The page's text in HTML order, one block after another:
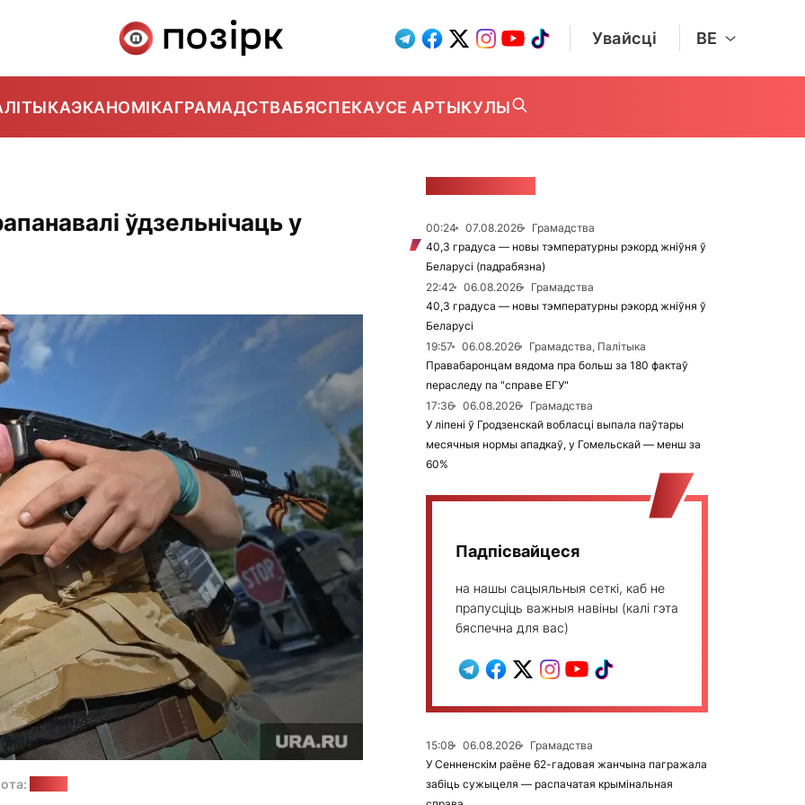
Увайсці BE
ЭКАНОМІКАГРАМАДСТВАБЯСПЕКАУСЕ АРТЫКУЛЫ
ўдзельнічаць у 00:24 07.08.2026
Грамадства
40,3 градуса — новы тэмпературны рэкорд жніўня ў
Беларусі (падрабязна)
22:42
06.08.2026
Грамадства
40,3 градуса — новы тэмпературны рэкорд жніўня ў
Беларусі
19:57
06.08.2026
Грамадства, Палітыка
Правабаронцам вядома пра больш за 180 фактаў
пераследу па "справе ЕГУ"
17:36
06.08.2026
Грамадства
У ліпені ў Гродзенскай вобласці выпала паўтары
месячныя нормы ападкаў, у Гомельскай — менш за
60%
Падпісвайцеся
на нашы сацыяльныя сеткі, каб не
прапусціць важныя навіны (калі гэта
бяспечна для вас)
15:08 06.08.2026
Грамадства
У Сенненскім раёне 62-гадовая жанчына пагражала
забіць сужыцеля — распачатая крымінальная